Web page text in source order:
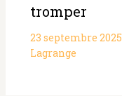
tromper
23 septembre 2025
Lagrange